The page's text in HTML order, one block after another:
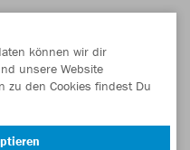
können wir dir
unsere Website
zu den Cookies findest Du